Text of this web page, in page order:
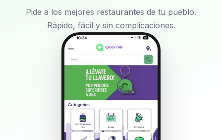
Pide a los mejores restaurantes de tu pueblo.
Rápido, fácil y sin complicaciones.